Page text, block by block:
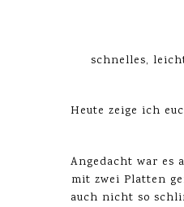
schnelles,
Heute zeige ich
Angedacht war es
mit zwei Platten
auch nicht so